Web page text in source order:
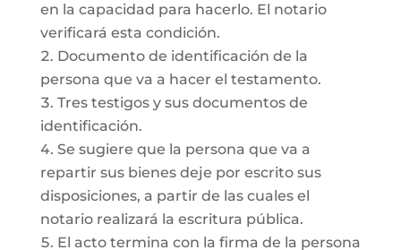
en la capacidad para hacerlo. El notario
verificará esta condición.
Documento de identificación de la
persona que va a hacer el testamento.
Tres testigos y sus documentos de
identificación.
Se sugiere que la persona que va a
repartir sus bienes deje por escrito sus
disposiciones, a partir de las cuales el
notario realizará la escritura pública.
El acto termina con la firma de la persona